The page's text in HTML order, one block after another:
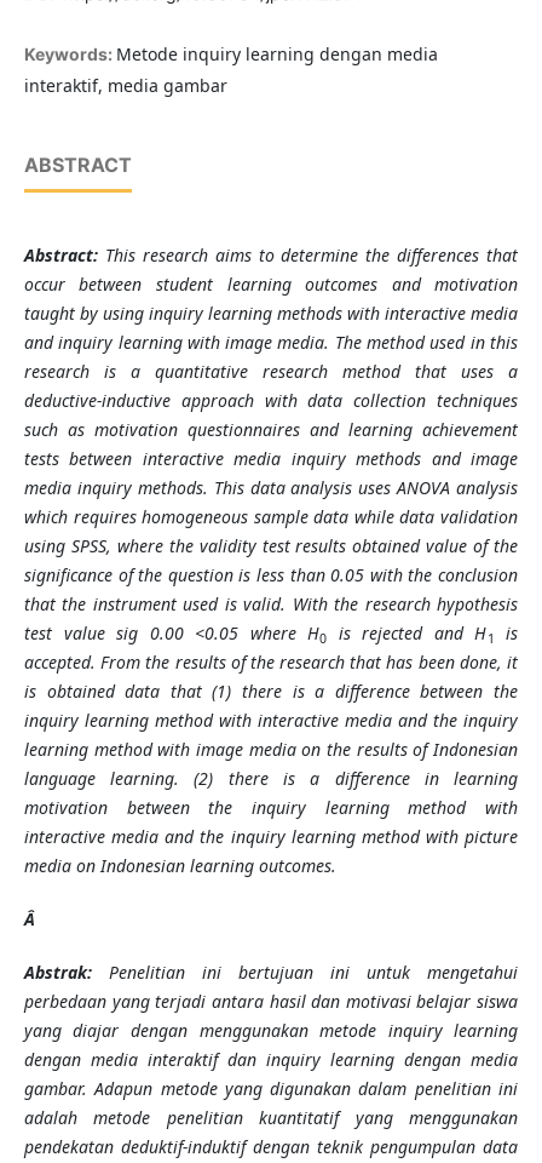
Keywords: Metode inquiry learning dengan media
interaktif, media gambar
ABSTRACT
Abstract: This researchaims to determine the differences that
occur between student learning outcomes and motivation
taught by using inquiry learning methods with interactive media
and inquiry learning with image media. The method used in this
research is a quantitative research method that uses a
deductive-inductive approach with data collection techniques
such as motivation questionnaires and learning achievement
tests between interactive media inquiry methods and image
media inquiry methods. This data analysis uses ANOVA analysis
which requires homogeneous sample data while data validation
using SPSS, where the validity test results obtained value of the
significance of the question is less than 0.05 with the conclusion
that the instrument used is valid. With the research hypothesis
test value sig 0.00 <0.05 where H0 is rejected and H1
is
accepted. From the results of the research that has been done, it
is obtained data that (1) there is a difference between the
inquiry learning method with interactive media and the inquiry
learning method with image media on the results of Indonesian
language learning. (2) there is a difference in learning
motivation between the inquiry learning method with
interactive media and the inquiry learning method with picture
media on Indonesian learning outcomes.
Â
Abstrak:Penelitian ini bertujuan ini untuk mengetahui
perbedaan yang terjadi antara hasil dan motivasi belajar siswa
yang diajar dengan menggunakan metode inquiry learning
dengan media interaktif dan inquiry learning dengan media
gambar.Adapun metode yang digunakandalam penelitian ini
adalah metode penelitian kuantitatif yang menggunakan
pendekatan deduktif-induktif dengan teknik pengumpulan data